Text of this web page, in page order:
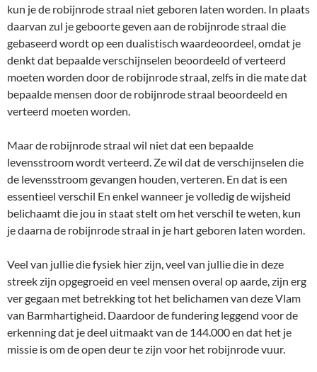
kun je de robijnrode straal niet geboren laten worden. In plaats
daarvan zul je geboorte geven aan de robijnrode straal die
gebaseerd wordt op een dualistisch waardeoordeel, omdat je
denkt dat bepaalde verschijnselen beoordeeld of verteerd
moeten worden door de robijnrode straal, zelfs in die mate dat
bepaalde mensen door de robijnrode straal beoordeeld en
verteerd moeten worden.
Maar de robijnrode straal wil niet dat een bepaalde
levensstroom wordt verteerd. Ze wil dat de verschijnselen die
de levensstroom gevangen houden, verteren. En dat is een
essentieel verschil En enkel wanneer je volledig de wijsheid
belichaamt die jou in staat stelt om het verschil te weten, kun
je daarna de robijnrode straal in je hart geboren laten worden.
Veel van jullie die fysiek hier zijn, veel van jullie die in deze
streek zijn opgegroeid en veel mensen overal op aarde, zijn erg
ver gegaan met betrekking tot het belichamen van deze Vlam
van Barmhartigheid. Daardoor de fundering leggend voor de
erkenning dat je deel uitmaakt van de 144.000 en dat het je
missie is om de open deur te zijn voor het robijnrode vuur.